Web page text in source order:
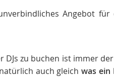
Angebot
zu buchen ist immer
auch gleichwas ein